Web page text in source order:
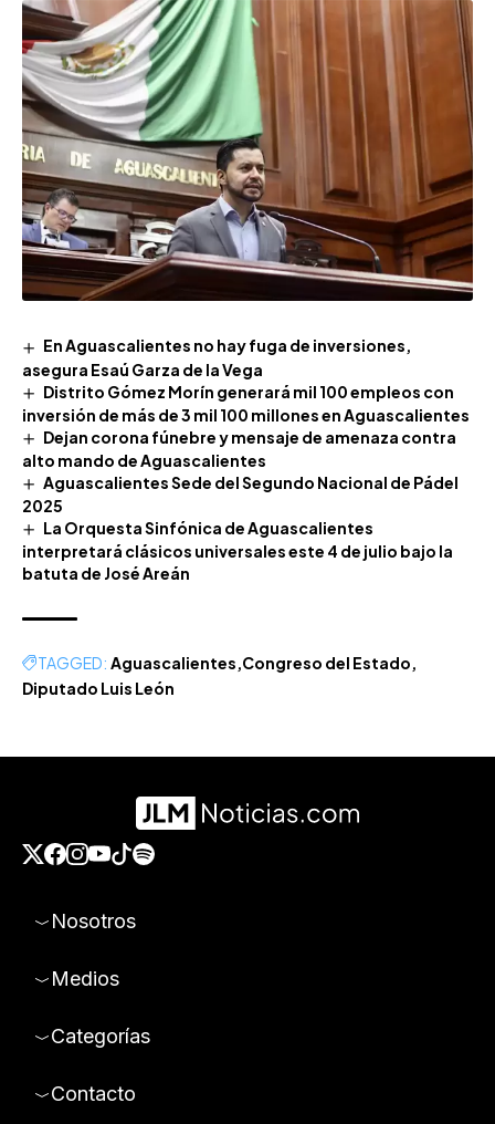
En Aguascalientes no hay fuga de inversiones,
asegura Esaú Garza de la Vega
Distrito Gómez Morín generará mil 100 empleos con
inversión de más de 3 mil 100 millones en Aguascalientes
Dejan corona fúnebre y mensaje de amenaza contra
alto mando de Aguascalientes
Aguascalientes Sede del Segundo Nacional de Pádel
2025
La Orquesta Sinfónica de Aguascalientes
interpretará clásicos universales este 4 de julio bajo la
batuta de José Areán
TAGGED: Aguascalientes Congreso del Estado
Diputado Luis León
Nosotros
Medios
Categorías
Contacto